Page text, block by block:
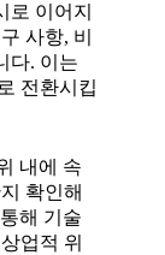
로 이어지
사항, 비
다. 이는
전환시킵
내에 속
확인해
해 기술
업적 위